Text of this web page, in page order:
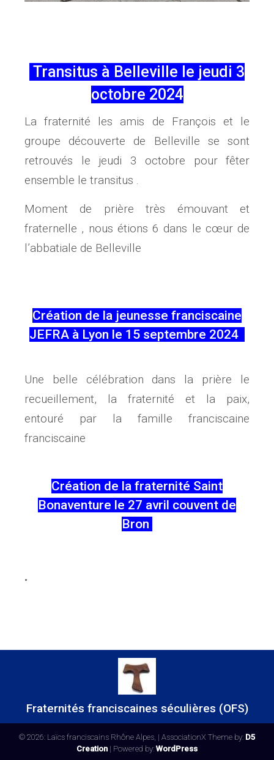
Transitus à Belleville le jeudi 3
octobre 2024
La fraternité les amis de François et le
groupe découverte de Belleville se sont
retrouvés le jeudi 3 octobre pour fêter
ensemble le transitus .
Moment de prière très émouvant et
fraternelle , nous étions 6 dans le cœur de
l’abbatiale de Belleville
Création de la jeunesse franciscaine
JEFRA à Lyon le 15 septembre 2024
Une belle célébration dans la prière le
recueillement, la fraternité et la paix,
entouré par la famille franciscaine
franciscaine
Création de la fraternité Saint
Bonaventure le 27 avril couvent de
Bron
.
Fraternités franciscaines séculières (OFS)
© 2026: Laïcs franciscains Rhône Alpes, | AssociationX Theme by: D5
Creation | Powered by: WordPress